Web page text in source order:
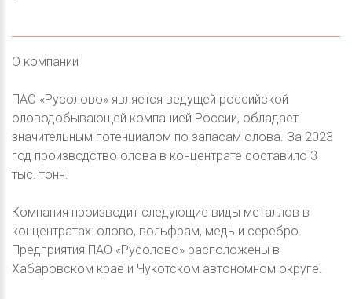
О компании
ПАО «Русолово» является ведущей российской
оловодобывающей компанией России, обладает
значительным потенциалом по запасам олова. За 2023
год производство олова в концентрате составило 3
тыс. тонн.
Компания производит следующие виды металлов в
концентратах: олово, вольфрам, медь и серебро.
Предприятия ПАО «Русолово» расположены в
Хабаровском крае и Чукотском автономном округе.